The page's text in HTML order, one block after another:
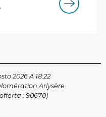
2026 A 18:22
Arlysère
: 90670)